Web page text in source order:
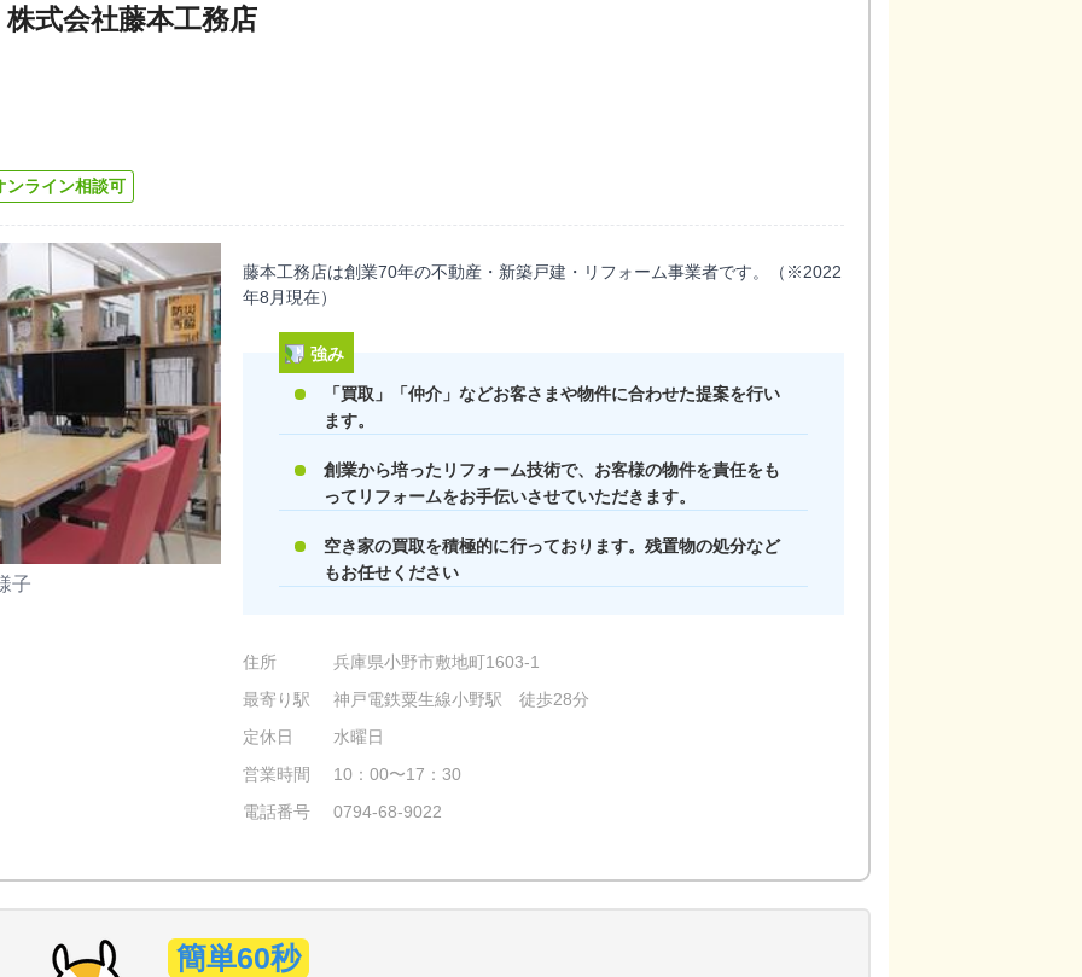
式会社藤本工務店
ンライン相談可
子
藤本工務店は創業70年の不動産・新築戸建・リフォーム事業者です。（※2022
年8月現在）
強み
「買取」「仲介」などお客さまや物件に合わせた提案を行い
ます。
創業から培ったリフォーム技術で、お客様の物件を責任をも
ってリフォームをお手伝いさせていただきます。
空き家の買取を積極的に行っております。残置物の処分など
もお任せください
住所
兵庫県小野市敷地町1603-1
最寄り駅
神戸電鉄粟生線小野駅 徒歩28分
定休日
水曜日
営業時間
10：00〜17：30
電話番号
0794-68-9022
簡単60秒